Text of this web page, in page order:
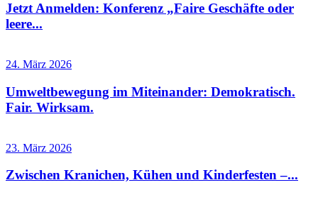
Jetzt Anmelden: Konferenz „Faire Geschäfte oder
leere...
24. März 2026
Umweltbewegung im Miteinander: Demokratisch.
Fair. Wirksam.
23. März 2026
Zwischen Kranichen, Kühen und Kinderfesten –...